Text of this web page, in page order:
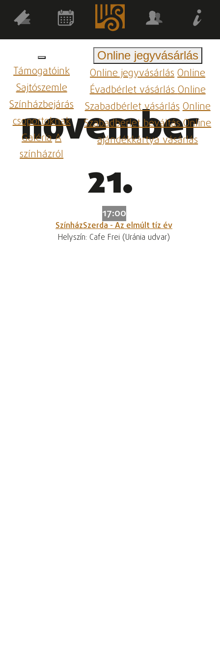
Támogatóink
Sajtószemle
Színházbejárás
csoportoknak
GalériaA
színházról
Online jegyvásárlás
Online jegyvásárlásOnline
Évadbérlet vásárlásOnline
Szabadbérlet vásárlásOnline
Szabadbérlet beváltásOnline
ajándékkártya vásárlás
november
21.
17:00
SzínházSzerda - Az elmúlt tíz év
Helyszín: Cafe Frei (Uránia udvar)